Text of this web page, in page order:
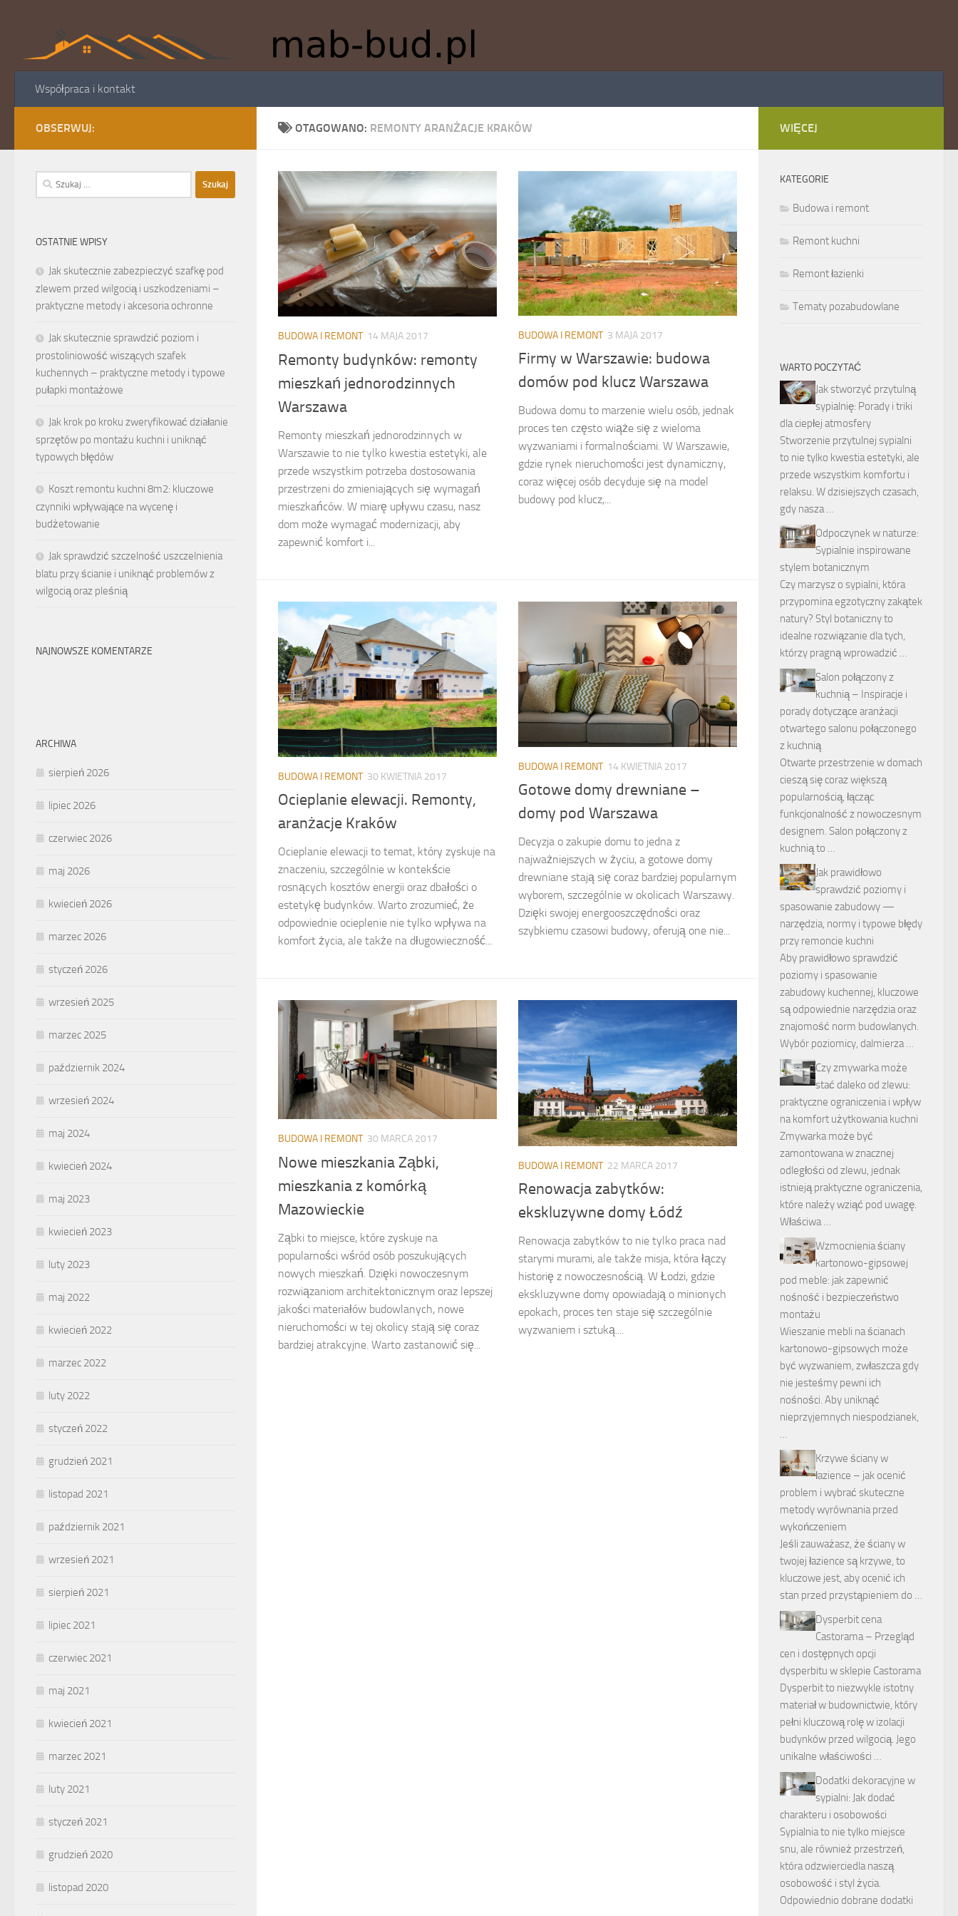
Współpraca i kontakt
OTAGOWANO: REMONTY ARANŻACJE KRAKÓW
BUDOWA I REMONT 14 MAJA 2017
Remonty budynków: remonty
mieszkań jednorodzinnych
Warszawa
Remonty mieszkań jednorodzinnych w
Warszawie to nie tylko kwestia estetyki, ale
przede wszystkim potrzeba dostosowania
przestrzeni do zmieniających się wymagań
mieszkańców. W miarę upływu czasu, nasz
dom może wymagać modernizacji, aby
zapewnić komfort i...
BUDOWA I REMONT 3 MAJA 2017
Firmy w Warszawie: budowa
domów pod klucz Warszawa
Budowa domu to marzenie wielu osób, jednak
proces ten często wiąże się z wieloma
wyzwaniami i formalnościami. W Warszawie,
gdzie rynek nieruchomości jest dynamiczny,
coraz więcej osób decyduje się na model
budowy pod klucz,...
BUDOWA I REMONT 30 KWIETNIA 2017
Ocieplanie elewacji. Remonty,
aranżacje Kraków
Ocieplanie elewacji to temat, który zyskuje na
znaczeniu, szczególnie w kontekście
rosnących kosztów energii oraz dbałości o
estetykę budynków. Warto zrozumieć, że
odpowiednie ocieplenie nie tylko wpływa na
komfort życia, ale także na długowieczność...
BUDOWA I REMONT 14 KWIETNIA 2017
Gotowe domy drewniane –
domy pod Warszawa
Decyzja o zakupie domu to jedna z
najważniejszych w życiu, a gotowe domy
drewniane stają się coraz bardziej popularnym
wyborem, szczególnie w okolicach Warszawy.
Dzięki swojej energooszczędności oraz
szybkiemu czasowi budowy, oferują one nie...
BUDOWA I REMONT 30 MARCA 2017
Nowe mieszkania Ząbki,
mieszkania z komórką
Mazowieckie
Ząbki to miejsce, które zyskuje na
popularności wśród osób poszukujących
nowych mieszkań. Dzięki nowoczesnym
rozwiązaniom architektonicznym oraz lepszej
jakości materiałów budowlanych, nowe
nieruchomości w tej okolicy stają się coraz
bardziej atrakcyjne. Warto zastanowić się...
BUDOWA I REMONT 22 MARCA 2017
Renowacja zabytków:
ekskluzywne domy Łódź
Renowacja zabytków to nie tylko praca nad
starymi murami, ale także misja, która łączy
historię z nowoczesnością. W Łodzi, gdzie
ekskluzywne domy opowiadają o minionych
epokach, proces ten staje się szczególnie
wyzwaniem i sztuką....
OBSERWUJ:
Szukaj:
OSTATNIE WPISY
Jak skutecznie zabezpieczyć szafkę pod
zlewem przed wilgocią i uszkodzeniami –
praktyczne metody i akcesoria ochronne
Jak skutecznie sprawdzić poziom i
prostoliniowość wiszących szafek
kuchennych – praktyczne metody i typowe
pułapki montażowe
Jak krok po kroku zweryfikować działanie
sprzętów po montażu kuchni i uniknąć
typowych błędów
Koszt remontu kuchni 8m2: kluczowe
czynniki wpływające na wycenę i
budżetowanie
Jak sprawdzić szczelność uszczelnienia
blatu przy ścianie i uniknąć problemów z
wilgocią oraz pleśnią
NAJNOWSZE KOMENTARZE
ARCHIWA
sierpień 2026
lipiec 2026
czerwiec 2026
maj 2026
kwiecień 2026
marzec 2026
styczeń 2026
wrzesień 2025
marzec 2025
październik 2024
wrzesień 2024
maj 2024
kwiecień 2024
maj 2023
kwiecień 2023
luty 2023
maj 2022
kwiecień 2022
marzec 2022
luty 2022
styczeń 2022
grudzień 2021
listopad 2021
październik 2021
wrzesień 2021
sierpień 2021
lipiec 2021
czerwiec 2021
maj 2021
kwiecień 2021
marzec 2021
luty 2021
styczeń 2021
grudzień 2020
listopad 2020
WIĘCEJ
KATEGORIE
Budowa i remont
Remont kuchni
Remont łazienki
Tematy pozabudowlane
WARTO POCZYTAĆ
Jak stworzyć przytulną
sypialnię: Porady i triki
dla ciepłej atmosfery
Stworzenie przytulnej sypialni
to nie tylko kwestia estetyki, ale
przede wszystkim komfortu i
relaksu. W dzisiejszych czasach,
gdy nasza …
Odpoczynek w naturze:
Sypialnie inspirowane
stylem botanicznym
Czy marzysz o sypialni, która
przypomina egzotyczny zakątek
natury? Styl botaniczny to
idealne rozwiązanie dla tych,
którzy pragną wprowadzić …
Salon połączony z
kuchnią – Inspiracje i
porady dotyczące aranżacji
otwartego salonu połączonego
z kuchnią
Otwarte przestrzenie w domach
cieszą się coraz większą
popularnością, łącząc
funkcjonalność z nowoczesnym
designem. Salon połączony z
kuchnią to …
Jak prawidłowo
sprawdzić poziomy i
spasowanie zabudowy —
narzędzia, normy i typowe błędy
przy remoncie kuchni
Aby prawidłowo sprawdzić
poziomy i spasowanie
zabudowy kuchennej, kluczowe
są odpowiednie narzędzia oraz
znajomość norm budowlanych.
Wybór poziomicy, dalmierza …
Czy zmywarka może
stać daleko od zlewu:
praktyczne ograniczenia i wpływ
na komfort użytkowania kuchni
Zmywarka może być
zamontowana w znacznej
odległości od zlewu, jednak
istnieją praktyczne ograniczenia,
które należy wziąć pod uwagę.
Właściwa …
Wzmocnienia ściany
kartonowo-gipsowej
pod meble: jak zapewnić
nośność i bezpieczeństwo
montażu
Wieszanie mebli na ścianach
kartonowo-gipsowych może
być wyzwaniem, zwłaszcza gdy
nie jesteśmy pewni ich
nośności. Aby uniknąć
nieprzyjemnych niespodzianek,
…
Krzywe ściany w
łazience – jak ocenić
problem i wybrać skuteczne
metody wyrównania przed
wykończeniem
Jeśli zauważasz, że ściany w
twojej łazience są krzywe, to
kluczowe jest, aby ocenić ich
stan przed przystąpieniem do …
Dysperbit cena
Castorama – Przegląd
cen i dostępnych opcji
dysperbitu w sklepie Castorama
Dysperbit to niezwykle istotny
materiał w budownictwie, który
pełni kluczową rolę w izolacji
budynków przed wilgocią. Jego
unikalne właściwości …
Dodatki dekoracyjne w
sypialni: Jak dodać
charakteru i osobowości
Sypialnia to nie tylko miejsce
snu, ale również przestrzeń,
która odzwierciedla naszą
osobowość i styl życia.
Odpowiednio dobrane dodatki